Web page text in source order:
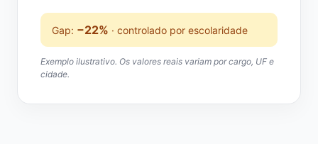
Gap: −22% · controlado por escolaridade
Exemplo ilustrativo. Os valores reais variam por cargo, UF e
cidade.